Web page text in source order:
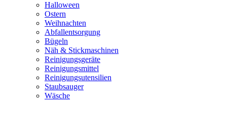
Halloween
Ostern
Weihnachten
Abfallentsorgung
Bügeln
Näh & Stickmaschinen
Reinigungsgeräte
Reinigungsmittel
Reinigungsutensilien
Staubsauger
Wäsche